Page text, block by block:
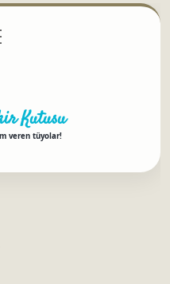
Kutusu
veren tüyolar!